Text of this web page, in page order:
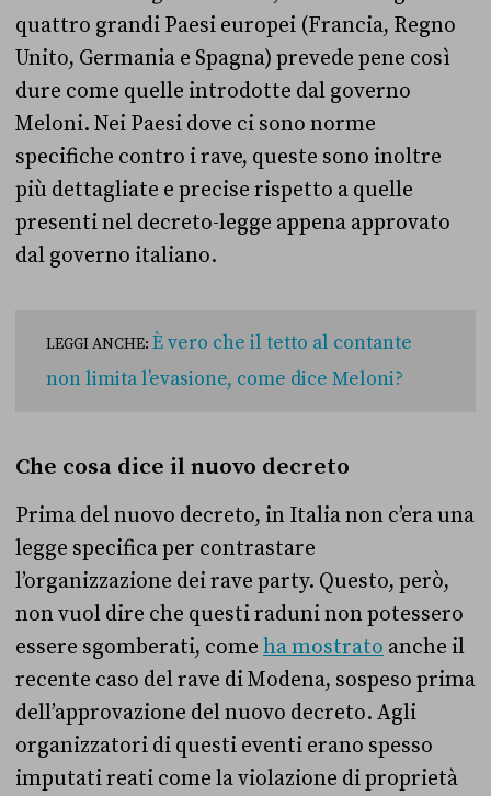
quattro grandi Paesi europei (Francia, Regno
Unito, Germania e Spagna) prevede pene così
dure come quelle introdotte dal governo
Meloni. Nei Paesi dove ci sono norme
specifiche contro i rave, queste sono inoltre
più dettagliate e precise rispetto a quelle
presenti nel decreto-legge appena approvato
dal governo italiano.
LEGGI ANCHE: È vero che il tetto al contante
non limita l’evasione, come dice Meloni?
Che cosa dice il nuovo decreto
Prima del nuovo decreto, in Italia non c’era una
legge specifica per contrastare
l’organizzazione dei rave party. Questo, però,
non vuol dire che questi raduni non potessero
essere sgomberati, come ha mostrato anche il
recente caso del rave di Modena, sospeso prima
dell’approvazione del nuovo decreto. Agli
organizzatori di questi eventi erano spesso
imputati reati come la violazione di proprietà